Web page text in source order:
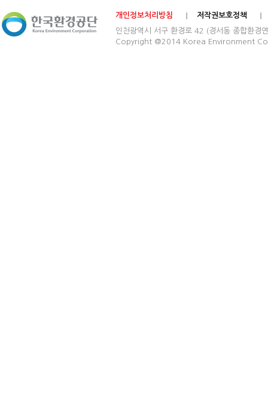
개인정보처리방침
저작권보호정책
인천광역시 서구 환경로 42 (경서동 종합
Copyright @2014 Korea Environment